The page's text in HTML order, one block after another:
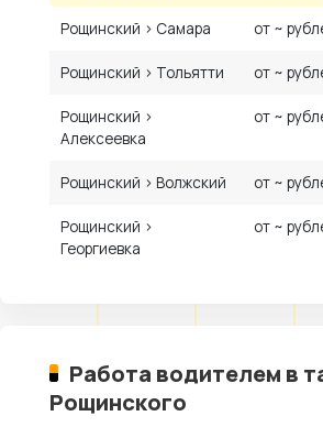
Рощинский › Самара от ~
Рощинский › Тольятти от ~
Рощинский ›
Алексеевка
от ~
Рощинский › Волжский от ~
Рощинский ›
Георгиевка
от ~
Работа водителем в
Рощинского